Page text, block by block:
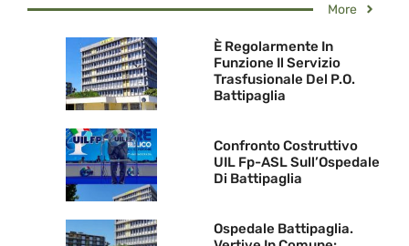
More
È Regolarmente In
Funzione Il Servizio
Trasfusionale Del P.O.
Battipaglia
Confronto Costruttivo
UIL Fp-ASL Sull’Ospedale
Di Battipaglia
Ospedale Battipaglia.